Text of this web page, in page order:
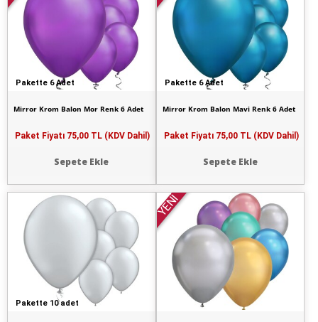
Pakette 6 Adet
Mirror Krom Balon Mor Renk 6 Adet
Paket Fiyatı 75,00 TL (KDV Dahil)
Sepete Ekle
Pakette 6 Adet
Mirror Krom Balon Mavi Renk 6 Adet
Paket Fiyatı 75,00 TL (KDV Dahil)
Sepete Ekle
Pakette 10 adet
YENİ